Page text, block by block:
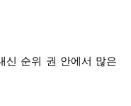
신 순위 권 안에서 많은